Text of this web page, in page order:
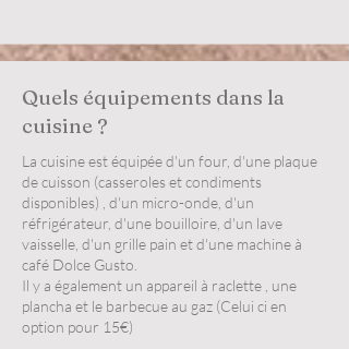
Quels équipements dans la
cuisine ?
La cuisine est équipée d'un four, d'une plaque
de cuisson (casseroles et condiments
disponibles) , d'un micro-onde, d'un
réfrigérateur, d'une bouilloire, d'un lave
vaisselle, d'un grille pain et d'une machine à
café Dolce Gusto.
Il y a également un appareil à raclette , une
plancha et le barbecue au gaz (Celui ci en
option pour 15€)